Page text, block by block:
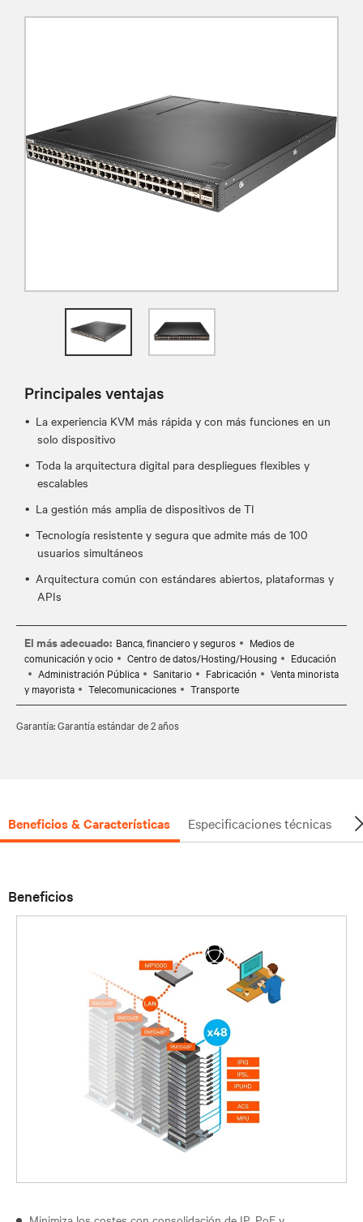
Principales ventajas
La experiencia KVM más rápida y con más funciones en un
solo dispositivo
Toda la arquitectura digital para despliegues flexibles y
escalables
La gestión más amplia de dispositivos de TI
Tecnología resistente y segura que admite más de 100
usuarios simultáneos
Arquitectura común con estándares abiertos, plataformas y
APIs
El más adecuado: Banca, financiero y seguros
Medios de
comunicación y ocio
Centro de datos/Hosting/Housing
Educación
Administración Pública
Sanitario Fabricación
Venta minorista
y mayorista
Telecomunicaciones Transporte
Garantía: Garantía estándar de 2 años
Beneficios & Características Especificaciones técnicas
Beneficios